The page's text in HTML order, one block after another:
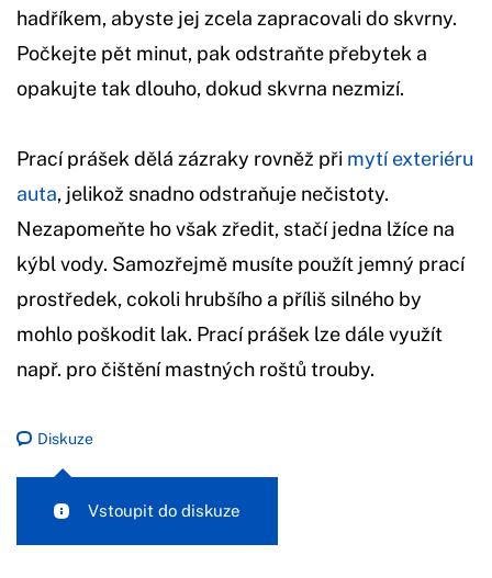
hadříkem, abyste jej zcela zapracovali do skvrny.
Počkejte pět minut, pak odstraňte přebytek a
opakujte tak dlouho, dokud skvrna nezmizí.
Prací prášek dělá zázraky rovněž při mytí exteriéru
auta, jelikož snadno odstraňuje nečistoty.
Nezapomeňte ho však zředit, stačí jedna lžíce na
kýbl vody. Samozřejmě musíte použít jemný prací
prostředek, cokoli hrubšího a příliš silného by
mohlo poškodit lak. Prací prášek lze dále využít
např. pro čištění mastných roštů trouby.
Diskuze
Vstoupit do diskuze